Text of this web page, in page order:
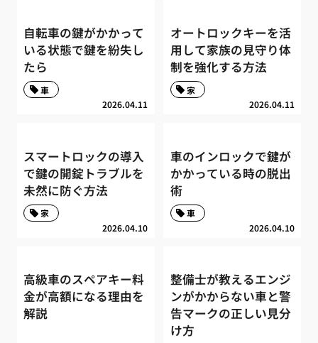
自転車の鍵がかかって
いる状態で鍵を紛失し
たら
2026.04.11
車
オートロックキーを活
用して家族の見守り体
制を強化する方法
2026.04.11
家
スマートロックの導入
で鍵の開錠トラブルを
未然に防ぐ方法
2026.04.10
家
車のインロックで鍵が
かかっている時の脱出
術
2026.04.10
車
高級車のスペアキー料
金が高額になる理由を
解説
整備士が教えるエンジ
ンがかからない車と警
告マークの正しい見分
け方